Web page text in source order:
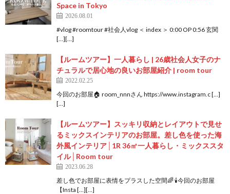
Space in Tokyo
2026.08.01
#vlog #roomtour #社会人vlog ＜ index ＞ 0:00 OP 0:56 玄関
[…][…]
【ルームツアー】一人暮らし | 26歳社会人女子のナ
チュラルで居心地の良いお部屋紹介 | room tour
2022.02.25
今回のお部屋🏠 room_nnnさん https://www.instagram.c […]
[…]
【ルームツアー】スッキリ収納とレイアウトで見せ
るミックスインテリアのお部屋。差し色を使った海
外風インテリア│1R 36㎡一人暮らし・ミックススタ
イル│Room tour
2023.06.28
差し色でお部屋に表情をプラスした空間🌈 🕯今回のお部屋
【Insta […][…]